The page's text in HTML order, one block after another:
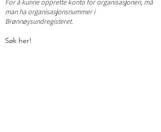
For å kunne opprette konto for organisasjonen, må
man ha organisasjonsnummer i
Brønnøysundregisteret.
Søk her!